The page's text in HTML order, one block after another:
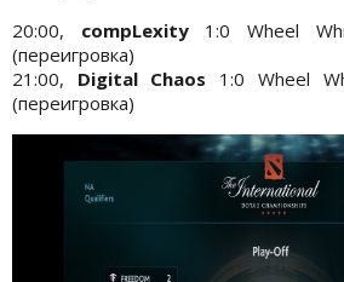
20:00, compLexity 1:0 Wheel
(переигровка)
21:00, Digital Chaos 1:0 Wheel
(переигровка)